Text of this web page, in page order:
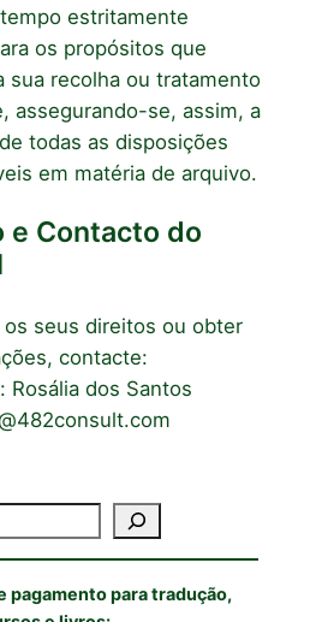
estritamente
os propósitos que
sua recolha ou tratamento
assegurando-se, assim, a
todas as disposições
em matéria de arquivo.
e Contacto do
os seus direitos ou obter
contacte:
Rosália dos Santos
pagamento para tradução,